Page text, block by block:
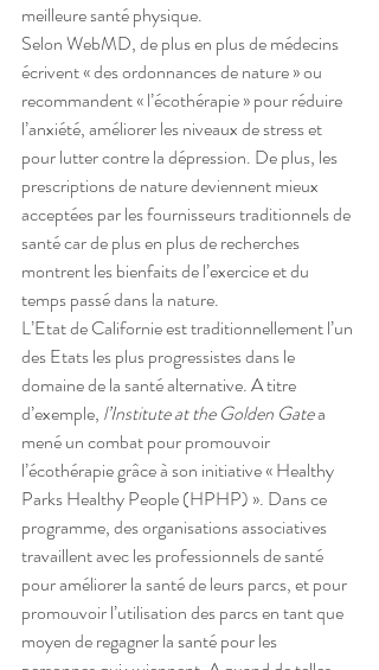
meilleure santé physique.
Selon WebMD, de plus en plus de médecins
écrivent « des ordonnances de nature » ou
recommandent « l’écothérapie » pour réduire
l’anxiété, améliorer les niveaux de stress et
pour lutter contre la dépression. De plus, les
prescriptions de nature deviennent mieux
acceptées par les fournisseurs traditionnels de
santé car de plus en plus de recherches
montrent les bienfaits de l’exercice et du
temps passé dans la nature.
L’Etat de Californie est traditionnellement l’un
des Etats les plus progressistes dans le
domaine de la santé alternative. A titre
d’exemple, l’Institute at the Golden Gate a
mené un combat pour promouvoir
l’écothérapie grâce à son initiative « Healthy
Parks Healthy People (HPHP) ». Dans ce
programme, des organisations associatives
travaillent avec les professionnels de santé
pour améliorer la santé de leurs parcs, et pour
promouvoir l’utilisation des parcs en tant que
moyen de regagner la santé pour les